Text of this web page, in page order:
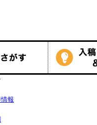
報